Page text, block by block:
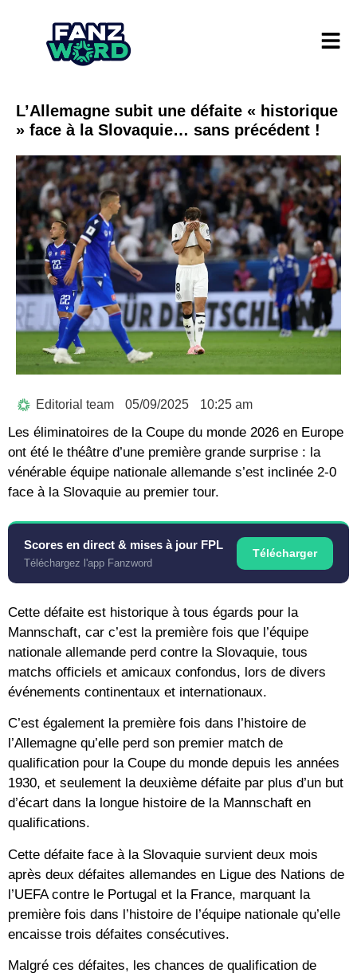
L’Allemagne subit une défaite « historique
» face à la Slovaquie… sans précédent !
Editorial team 05/09/2025 10:25 am
Les éliminatoires de la Coupe du monde 2026 en Europe
ont été le théâtre d’une première grande surprise : la
vénérable équipe nationale allemande s’est inclinée 2-0
face à la Slovaquie au premier tour.
Scores en direct & mises à jour FPL
Téléchargez l'app Fanzword
Télécharger
Cette défaite est historique à tous égards pour la
Mannschaft, car c’est la première fois que l’équipe
nationale allemande perd contre la Slovaquie, tous
matchs officiels et amicaux confondus, lors de divers
événements continentaux et internationaux.
C’est également la première fois dans l’histoire de
l’Allemagne qu’elle perd son premier match de
qualification pour la Coupe du monde depuis les années
1930, et seulement la deuxième défaite par plus d’un but
d’écart dans la longue histoire de la Mannschaft en
qualifications.
Cette défaite face à la Slovaquie survient deux mois
après deux défaites allemandes en Ligue des Nations de
l’UEFA contre le Portugal et la France, marquant la
première fois dans l’histoire de l’équipe nationale qu’elle
encaisse trois défaites consécutives.
Malgré ces défaites, les chances de qualification de